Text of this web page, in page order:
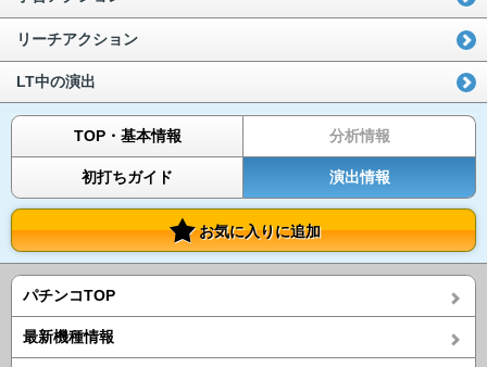
リーチアクション
LT中の演出
TOP・基本情報 分析情報
初打ちガイド 演出情報
お気に入りに追加
パチンコTOP
最新機種情報